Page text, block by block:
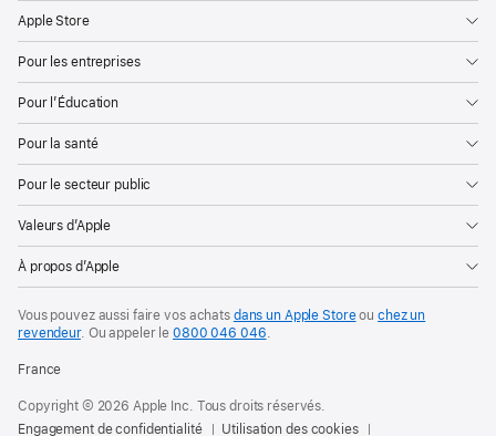
Apple Store
Pour les entreprises
Pour l’Éducation
Pour la santé
Pour le secteur public
Valeurs d’Apple
À propos d’Apple
Vous pouvez aussi faire vos achats dans un Apple Storeouchez un
revendeur. Ou appeler le0800 046 046
France
Copyright © 2026 Apple Inc. Tous droits réservés.
Engagement de confidentialité
Utilisation des cookies